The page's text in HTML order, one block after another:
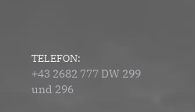
TELEFON:
+43 2682 777 DW 299
und 296